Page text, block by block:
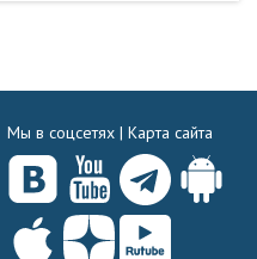
Мы в соцсетях | Карта сайта